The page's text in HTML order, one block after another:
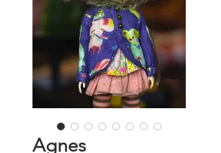
Agnes